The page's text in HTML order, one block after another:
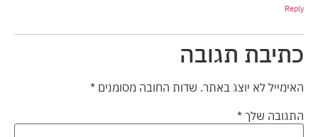
Reply
כתיבת תגובה
האימייל לא יוצג באתר. שדות החובה מסומנים *
התגובה שלך *